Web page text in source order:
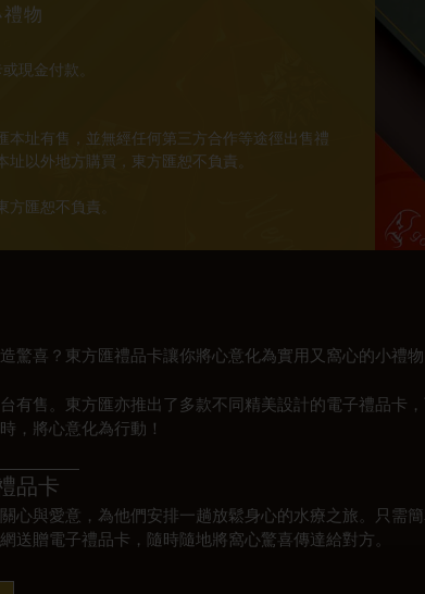
物
現金付款。
本址有售，並無經任何第三方合作等途徑出售禮
以外地方購買，東方匯恕不負責。
匯恕不負責。
驚喜？東方匯禮品卡讓你將心意化為實用又窩心的小禮物
有售。東方匯亦推出了多款不同精美設計的電子禮品卡
，將心意化為行動！
品卡
心與愛意，為他們安排一趟放鬆身心的水療之旅。只需簡
送贈電子禮品卡，隨時隨地將窩心驚喜傳達給對方。